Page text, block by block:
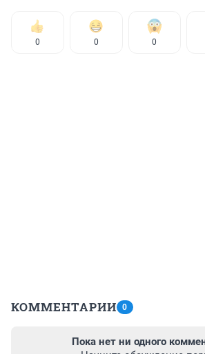
0 0 0
КОММЕНТАРИИ 0
Пока нет ни одного